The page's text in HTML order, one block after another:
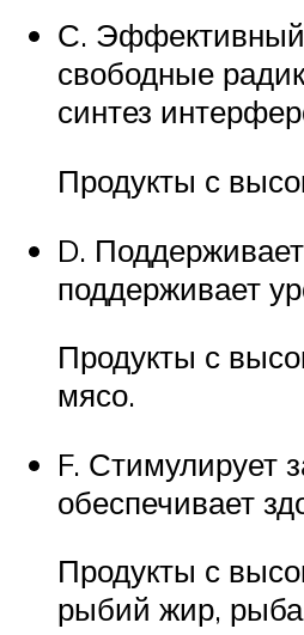
С. Эффективный
свободные
синтез
Продукты с
D.
поддерживает
Продукты с
мясо.
F. Стимулирует
обеспечивает
Продукты с
рыбий жир,